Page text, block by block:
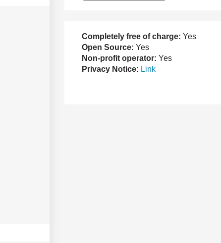
Completely free of charge: Yes
Open Source: Yes
Non-profit operator: Yes
Privacy Notice: Link